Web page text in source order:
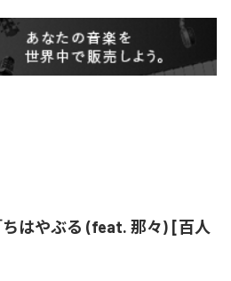
ちはやぶる (feat. 那々) [百人